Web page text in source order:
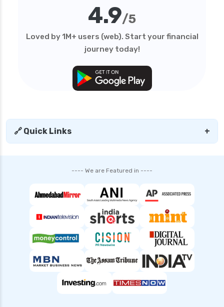
personal loan in tamilnadu
personal loan in tirunelveli
personal loan in uttar pradesh
personal loans for medical emergency
sbi personal loan interest rates
tata capital personal loan interest rate
top 10 Personal loan apps
4.9/5
Loved by 1M+ users (web). Start your financial
journey today!
🔗 Quick Links +
---- We are Featured in ----